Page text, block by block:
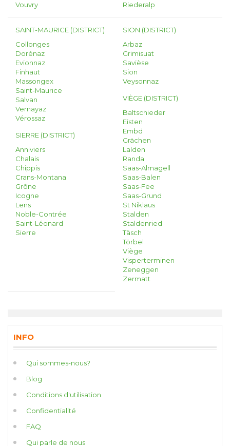
Vouvry
Riederalp
SAINT-MAURICE (DISTRICT)
Collonges
Dorénaz
Evionnaz
Finhaut
Massongex
Saint-Maurice
Salvan
Vernayaz
Vérossaz
SIERRE (DISTRICT)
Anniviers
Chalais
Chippis
Crans-Montana
Grône
Icogne
Lens
Noble-Contrée
Saint-Léonard
Sierre
SION (DISTRICT)
Arbaz
Grimisuat
Savièse
Sion
Veysonnaz
VIÈGE (DISTRICT)
Baltschieder
Eisten
Embd
Grächen
Lalden
Randa
Saas-Almagell
Saas-Balen
Saas-Fee
Saas-Grund
St Niklaus
Stalden
Staldenried
Täsch
Törbel
Viège
Visperterminen
Zeneggen
Zermatt
INFO
Qui sommes-nous?
Blog
Conditions d'utilisation
Confidentialité
FAQ
Qui parle de nous